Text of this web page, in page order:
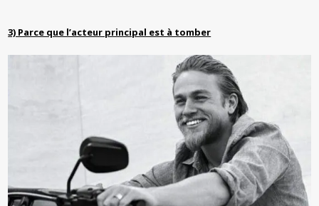
3) Parce que l’acteur principal est à tomber